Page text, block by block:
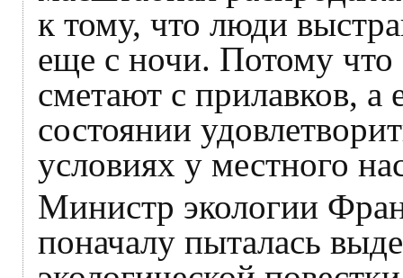
к тому, что люди
еще с ночи. Потому что
сметают с прилавков, а
состоянии
условиях у местного
Министр экологии
поначалу пыталась